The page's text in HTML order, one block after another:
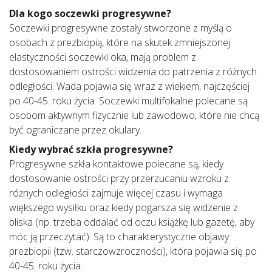
Dla kogo soczewki progresywne?
Soczewki progresywne zostały stworzone z myślą o
osobach z prezbiopią, które na skutek zmniejszonej
elastyczności soczewki oka, mają problem z
dostosowaniem ostrości widzenia do patrzenia z różnych
odległości. Wada pojawia się wraz z wiekiem, najczęściej
po 40-45. roku życia. Soczewki multifokalne polecane są
osobom aktywnym fizycznie lub zawodowo, które nie chcą
być ograniczane przez okulary.
Kiedy wybrać szkła progresywne?
Progresywne szkła kontaktowe polecane są, kiedy
dostosowanie ostrości przy przerzucaniu wzroku z
różnych odległości zajmuje więcej czasu i wymaga
większego wysiłku oraz kiedy pogarsza się widzenie z
bliska (np. trzeba oddalać od oczu książkę lub gazetę, aby
móc ją przeczytać). Są to charakterystyczne objawy
prezbiopii (tzw. starczowzroczności), która pojawia się po
40-45. roku życia.